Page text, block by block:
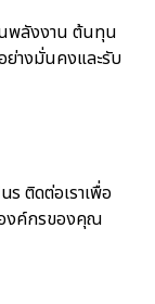
พลังงาน ต้นทุน
อย่างมั่นคงและรับ
ติดต่อเราเพื่อ
องค์กรของคุณ